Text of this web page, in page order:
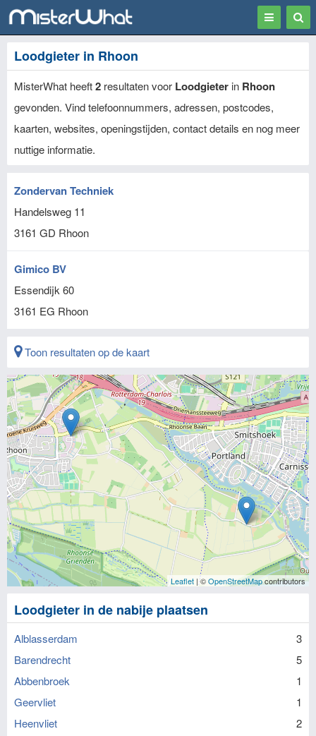
Toggle
Loodgieter in Rhoon
MisterWhat heeft2 resultaten voor Loodgieter in Rhoon
gevonden. Vind telefoonnummers, adressen, postcodes,
kaarten, websites, openingstijden, contact details en nog meer
nuttige informatie.
Zondervan Techniek
Handelsweg 11
3161 GD Rhoon
Gimico BV
Essendijk 60
3161 EG Rhoon
Toon resultaten op de kaart
Leaflet | ©OpenStreetMapcontributors
Loodgieter in de nabije plaatsen
Alblasserdam
3
Barendrecht
5
Abbenbroek
1
Geervliet
1
Heenvliet
2